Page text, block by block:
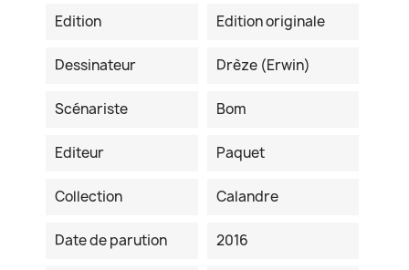
Edition
Edition originale
Dessinateur Drèze (Erwin)
Scénariste Bom
Editeur Paquet
Collection Calandre
Date de parution 2016